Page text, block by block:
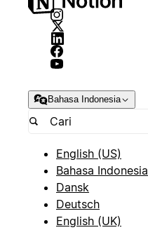
Bahasa Indonesia
English (US)
Bahasa Indonesia
Dansk
Deutsch
English (UK)